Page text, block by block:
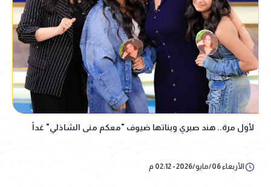
لأول مرة.. هند صبري وبناتها ضيوف "معكم منى الشاذلي" غداً
الأربعاء 06/مايو/2026 - 02:12 م